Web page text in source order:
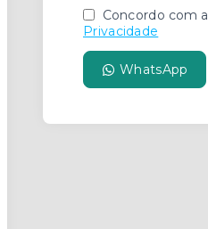
Concordo com a
Privacidade
WhatsApp